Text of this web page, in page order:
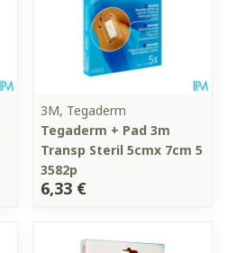
3M, Tegaderm
Tegaderm + Pad 3m
Transp Steril 5cmx 7cm 5
3582p
6,33 €